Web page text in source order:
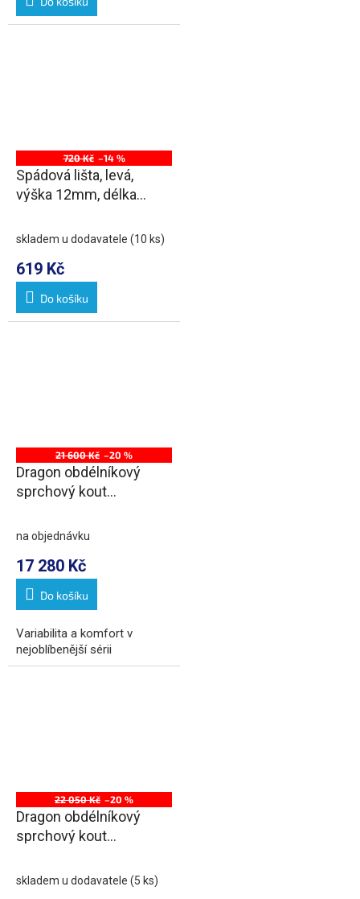
720 Kč –14 %
Spádová lišta, levá,
výška 12mm, délka
skladem u dodavatele (10 ks)
619 Kč
Do košíku
21 600 Kč –20 %
Dragon obdélníkový
sprchový kout
varianta
na objednávku
17 280 Kč
Do košíku
Variabilita a komfort v
nejoblíbenější sérii
22 050 Kč –20 %
Dragon obdélníkový
sprchový kout
varianta
skladem u dodavatele (5 ks)